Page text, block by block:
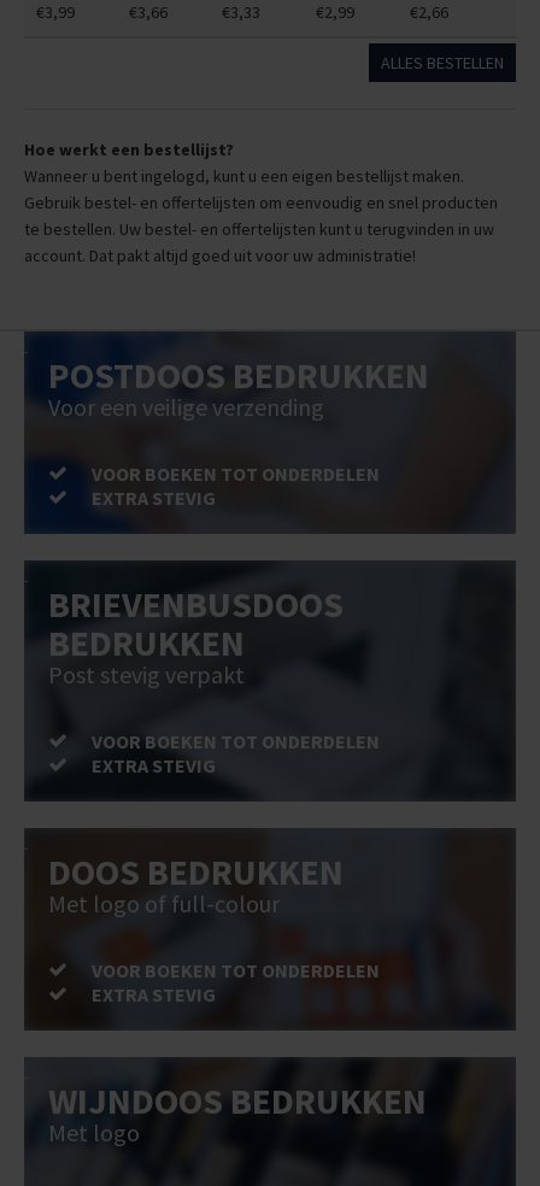
€3,99
€3,66 €3,33 €2,99 €2,66
ALLES BESTELLEN
Hoe werkt een bestellijst?
Wanneer u bent ingelogd, kunt u een eigen bestellijst maken.
Gebruik bestel- en offertelijsten om eenvoudig en snel producten
te bestellen. Uw bestel- en offertelijsten kunt u terugvinden in uw
account. Dat pakt altijd goed uit voor uw administratie!
POSTDOOS BEDRUKKEN
Voor een veilige verzending
VOOR BOEKEN TOT ONDERDELEN
EXTRA STEVIG
BRIEVENBUSDOOS
BEDRUKKEN
Post stevig verpakt
VOOR BOEKEN TOT ONDERDELEN
EXTRA STEVIG
DOOS BEDRUKKEN
Met logo of full-colour
VOOR BOEKEN TOT ONDERDELEN
EXTRA STEVIG
WIJNDOOS BEDRUKKEN
Met logo